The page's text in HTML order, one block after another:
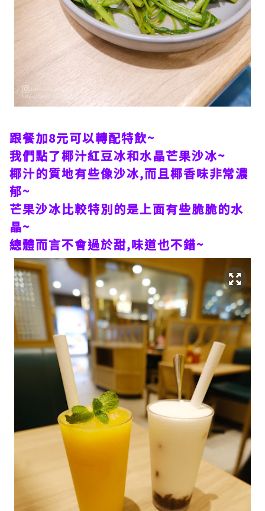
跟餐加8元可以轉配特飲~
我們點了椰汁紅豆冰和水晶芒果沙冰~
椰汁的質地有些像沙冰,而且椰香味非常濃
郁~
芒果沙冰比較特別的是上面有些脆脆的水
晶~
總體而言不會過於甜,味道也不錯~